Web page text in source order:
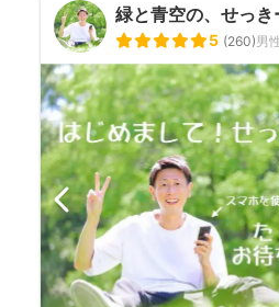
緑と青空の、せっ
5 (260)男